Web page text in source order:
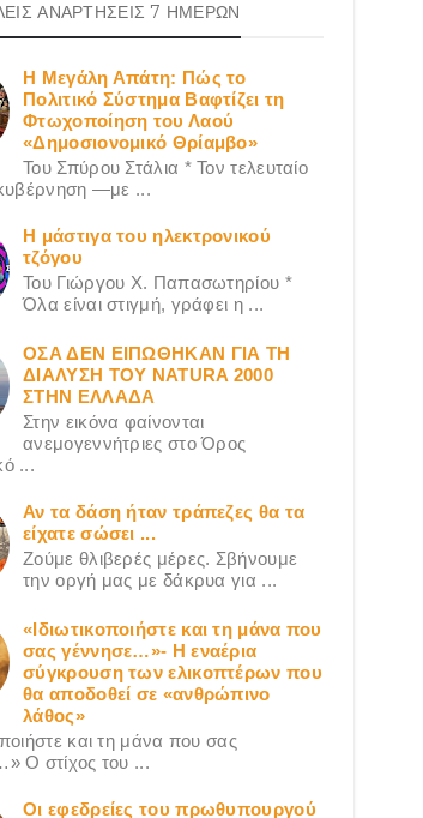
ΑΝΑΡΤΗΣΕΙΣ 7 ΗΜΕΡΩΝ
Η Μεγάλη Απάτη: Πώς το
Πολιτικό Σύστημα Βαφτίζει τη
Φτωχοποίηση του Λαού
«Δημοσιονομικό Θρίαμβο»
Του Σπύρου Στάλια * Τον τελευταίο
—με ...
Η μάστιγα του ηλεκτρονικού
τζόγου
Του Γιώργου X. Παπασωτηρίου *
Όλα είναι στιγμή, γράφει η ...
ΟΣΑ ΔΕN ΕΙΠΩΘΗΚΑΝ ΓΙΑ ΤΗ
ΔΙΑΛΥΣΗ ΤΟΥ NATURA 2000
ΣΤΗΝ ΕΛΛΑΔΑ
Στην εικόνα φαίνονται
ανεμογεννήτριες στο Όρος
...
Αν τα δάση ήταν τράπεζες θα τα
είχατε σώσει ...
Ζούμε θλιβερές μέρες. Σβήνουμε
την οργή μας με δάκρυα για ...
«Ιδιωτικοποιήστε και τη μάνα που
σας γέννησε…»- Η εναέρια
σύγκρουση των ελικοπτέρων που
θα αποδοθεί σε «ανθρώπινο
λάθος»
και τη μάνα που σας
Ο στίχος του ...
Οι εφεδρείες του πρωθυπουργού